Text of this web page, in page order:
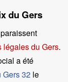
du Gers
légales du Gers.
a été
Gers 32 le